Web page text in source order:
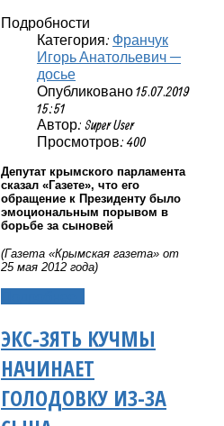
Подробности
Категория: Франчук
Игорь Анатольевич —
досье
Опубликовано 15.07.2019
15:51
Автор: Super User
Просмотров: 400
Депутат крымского парламента
сказал «Газете», что его
обращение к Президенту было
эмоциональным порывом в
борьбе за сыновей
(Газета «Крымская газета» от
25 мая 2012 года)
ЭКС-ЗЯТЬ КУЧМЫ
НАЧИНАЕТ
ГОЛОДОВКУ ИЗ-ЗА